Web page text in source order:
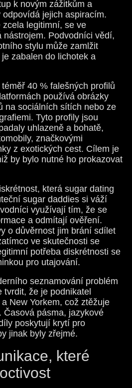
k novým zážitkům a
jejich aspiracím.
zcela legitimní, se ve
nástrojem. Podvodníci vědí,
stylu může zamlžit
zabalen do lichotek a
40 % falešných profilů
používá obrázky
na sociálních sítích nebo ze
Tyto profily jsou
uhlazeně a bohatě,
značkovými
z exotických cest. Cílem je
by bylo nutné ho prokazovat
která sugar dating
sugar daddies si váží
využívají tím, že se
a odmítají ověření.
o důvěrnost jim brání sdílet
ve skutečnosti se
potřeba diskrétnosti se
pro utajování.
seznamování problém
že je podnikatel
New Yorkem, což ztěžuje
pásma, jazykové
poskytují krytí pro
jinak byly zřejmé.
které